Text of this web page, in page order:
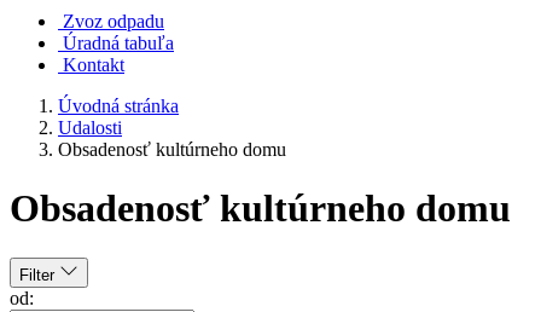
Zvoz odpadu
Úradná tabuľa
Kontakt
Úvodná stránka
Udalosti
Obsadenosť kultúrneho domu
Obsadenosť kultúrneho domu
Filter
od: